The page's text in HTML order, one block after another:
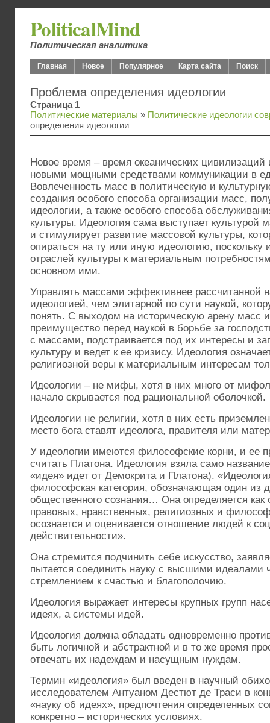
PoliticalMind
Политическая аналитика
Главная Новое Популярное Карта сайта Поиск
Проблема определения идеологии
Страница 1
Политические материалы » Политические идеологии
определения идеологии
Новое время – время океанических
новыми мощными средствами коммуникации в
Вовлеченность масс в политическую и
создания особого способа организации масс,
идеологии, а также особого способа
культуры. Идеология сама выступает культурой
и стимулирует развитие массовой культуры,
опираться на ту или иную идеологию, поскольку
отраслей культуры к материальным
основном ими.
Управлять массами эффективнее рассчитанной
идеологией, чем элитарной по сути наукой,
понять. С выходом на историческую арену масс
преимущество перед наукой в борьбе за
с массами, подстраивается под их интересы и
культуру и ведет к ее кризису. Идеология
религиозной веры к материальным интересам
Идеологии – не мифы, хотя в них много от
начало скрывается под рациональной оболочкой.
Идеологии не религии, хотя в них есть
место бога ставят идеолога, правителя или
У идеологии имеются философские корни, и ее
считать Платона. Идеология взяла само
«идея» идет от Демокрита и Платона).
философская категория, обозначающая один из
общественного сознания… Она определяется как
правовых, нравственных, религиозных и
осознается и оценивается отношение людей к
действительности».
Она стремится подчинить себе искусство,
пытается соединить науку с высшими идеалами
стремлением к счастью и благополочию.
Идеология выражает интересы крупных групп
идеях, а системы идей.
Идеология должна обладать одновременно
быть логичной и абстрактной и в то же время
отвечать их надеждам и насущным нуждам.
Термин «идеология» был введен в научный
исследователем Антуаном Дестют де Траси в
«науку об идеях», предпочтения определенных
конкретно – исторических условиях.